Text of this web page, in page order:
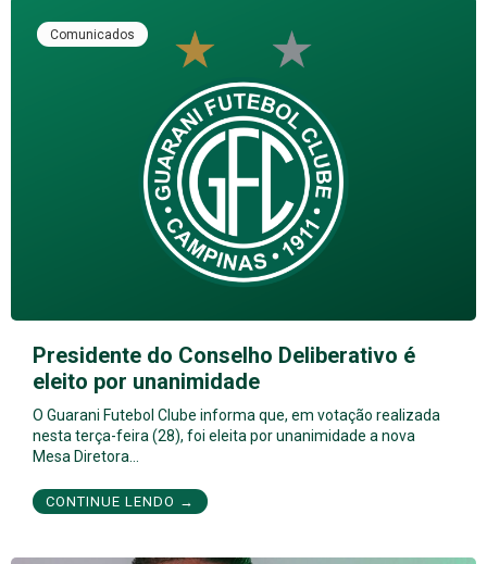
Comunicados
Presidente do Conselho Deliberativo é
eleito por unanimidade
O Guarani Futebol Clube informa que, em votação realizada
nesta terça-feira (28), foi eleita por unanimidade a nova
Mesa Diretora…
CONTINUE LENDO →